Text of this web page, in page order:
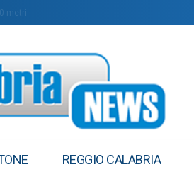
REGGIO CALABRIA